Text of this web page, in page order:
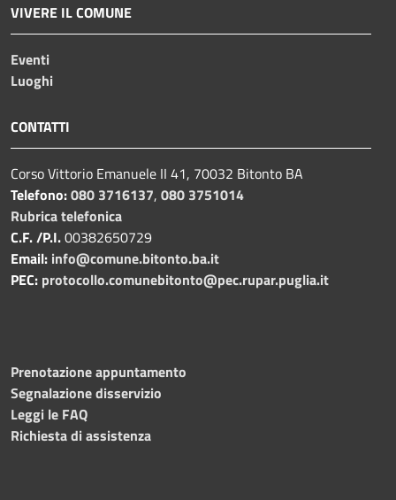
VIVERE IL COMUNE
Eventi
Luoghi
CONTATTI
Corso Vittorio Emanuele II 41, 70032 Bitonto BA
Telefono:080 3716137, 080 3751014
Rubrica telefonica
C.F. /P.I.00382650729
Email: info@comune.bitonto.ba.it
PEC: protocollo.comunebitonto@pec.rupar.puglia.it
Prenotazione appuntamento
Segnalazione disservizio
Leggi le FAQ
Richiesta di assistenza